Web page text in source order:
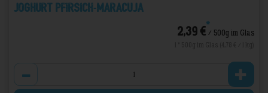
Joghurt Pfirsich-Maracuja
2,39 €*/ 500g im Glas